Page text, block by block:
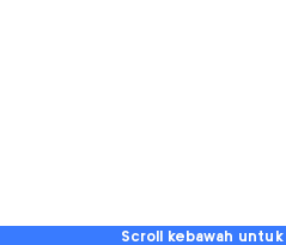
Scroll kebawah